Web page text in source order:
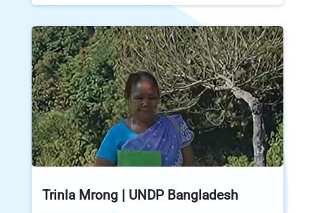
Trinla Mrong | UNDP Bangladesh